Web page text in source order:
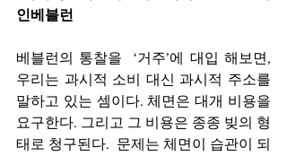
인베블런
베블런의 통찰을  ‘거주’에 대입 해보면,
우리는 과시적 소비 대신 과시적 주소를
말하고 있는 셈이다. 체면은 대개 비용을
요구한다. 그리고 그 비용은 종종 빚의 형
태로 청구된다.  문제는 체면이 습관이 되